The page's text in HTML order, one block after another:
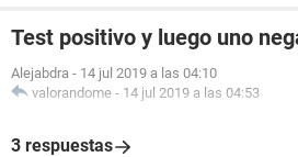
Test positivo y luego uno
Alejabdra - 14 jul 2019 a las 04:10
valorandome - 14 jul 2019 a las 04:53
3 respuestas